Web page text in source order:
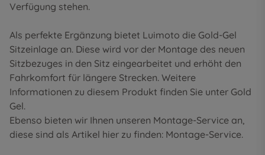
Verfügung stehen.
Als perfekte Ergänzung bietet Luimoto die Gold-Gel
Sitzeinlage an. Diese wird vor der Montage des neuen
Sitzbezuges in den Sitz eingearbeitet und erhöht den
Fahrkomfort für längere Strecken. Weitere
Informationen zu diesem Produkt finden Sie unter Gold
Gel.
Ebenso bieten wir Ihnen unseren Montage-Service an,
diese sind als Artikel hier zu finden: Montage-Service.